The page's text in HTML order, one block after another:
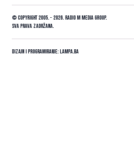
© Copyright 2005. - 2026. Radio M Media Group.
Sva prava zadržana.
Dizajn i programiranje:Lampa.ba